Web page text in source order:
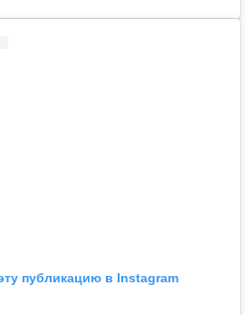
публикацию в Instagram